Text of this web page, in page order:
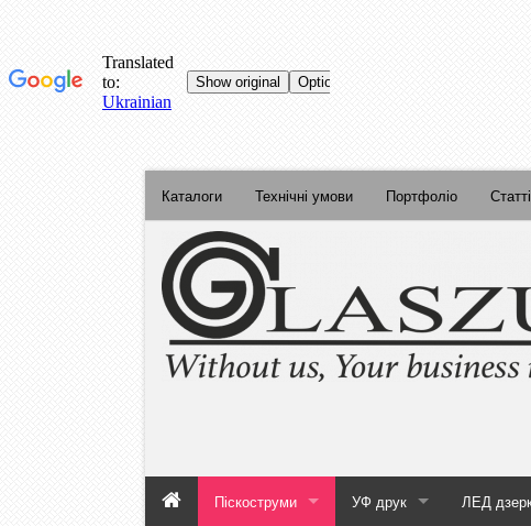
Каталоги Технічні умови Портфоліо Статті
Піскоструми УФ друк ЛЕД